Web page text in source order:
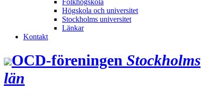
Folkhögskola
Högskola och universitet
Stockholms universitet
Länkar
Kontakt
OCD‑föreningen Stockholms
län